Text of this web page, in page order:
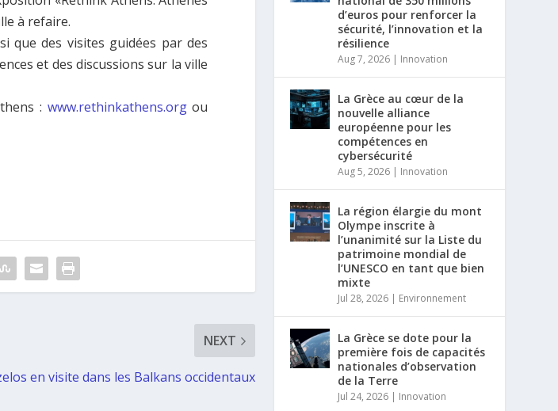
à refaire.
que des visites guidées par des
et des discussions sur la ville
: www.rethinkathens.orgou
NEXT
en visite dans les Balkans occidentaux
d’euros pour renforcer la
sécurité, l’innovation et la
résilience
Aug 7, 2026 | Innovation
La Grèce au cœur de la
nouvelle alliance
européenne pour les
compétences en
cybersécurité
Aug 5, 2026 | Innovation
La région élargie du mont
Olympe inscrite à
l’unanimité sur la Liste du
patrimoine mondial de
l’UNESCO en tant que bien
mixte
Jul 28, 2026 | Environnement
La Grèce se dote pour la
première fois de capacités
nationales d’observation
de la Terre
Jul 24, 2026 | Innovation